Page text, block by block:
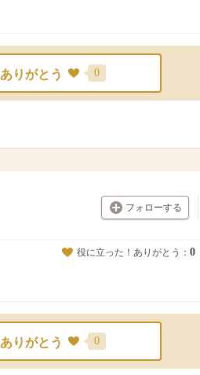
ありがとう 0
フォローする
役に立った！ありがとう： 0
ありがとう 0